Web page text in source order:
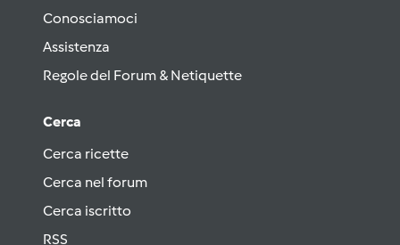
Conosciamoci
Assistenza
Regole del Forum & Netiquette
Cerca
Cerca ricette
Cerca nel forum
Cerca iscritto
RSS